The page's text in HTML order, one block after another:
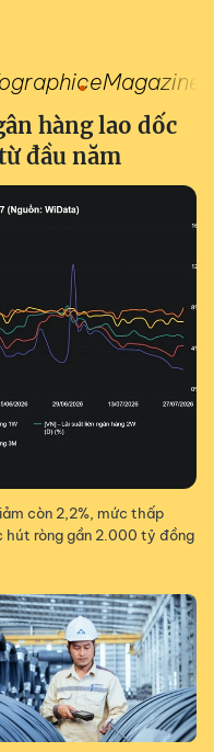
eMagazine
hàng lao dốc
đầu năm
còn 2,2%, mức thấp
hút ròng gần 2.000 tỷ đồng